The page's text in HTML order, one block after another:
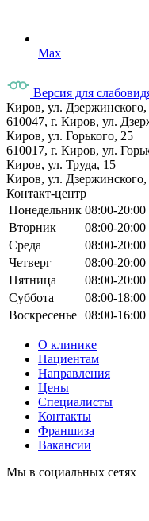
Max
Версия для
Киров, ул. Дзержинского,
610047, г. Киров, ул.
Киров, ул. Горького, 25
610017, г. Киров, ул.
Киров, ул. Труда, 15
Киров, ул. Дзержинского,
Контакт-центр
Понедельник 08:00-20:00
Вторник
08:00-20:00
Среда
08:00-20:00
Четверг
08:00-20:00
Пятница
08:00-20:00
Суббота
08:00-18:00
Воскресенье 08:00-16:00
О клинике
Пациентам
Направления
Цены
Специалисты
Контакты
Франшиза
Вакансии
Мы в социальных сетях